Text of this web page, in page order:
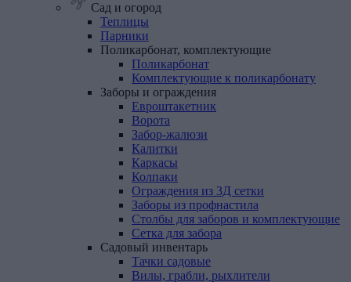
Сад и огород
Теплицы
Парники
Поликарбонат, комплектующие
Поликарбонат
Комплектующие к поликарбонату
Заборы и ограждения
Евроштакетник
Ворота
Забор-жалюзи
Калитки
Каркасы
Колпаки
Ограждения из 3Д сетки
Заборы из профнастила
Столбы для заборов и комплектующие
Сетка для забора
Садовый инвентарь
Тачки садовые
Вилы, грабли, рыхлители